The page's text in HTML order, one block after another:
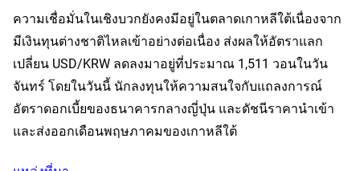
ความเชื่อมั่นในเชิงบวกยังคงมีอยู่ในตลาดเกาหลีใต้เนื่องจาก
มีเงินทุนต่างชาติไหลเข้าอย่างต่อเนื่อง ส่งผลให้อัตราแลก
เปลี่ยน USD/KRW ลดลงมาอยู่ที่ประมาณ 1,511 วอนในวัน
จันทร์ โดยในวันนี้ นักลงทุนให้ความสนใจกับแถลงการณ์
อัตราดอกเบี้ยของธนาคารกลางญี่ปุ่น และดัชนีราคานำเข้า
และส่งออกเดือนพฤษภาคมของเกาหลีใต้